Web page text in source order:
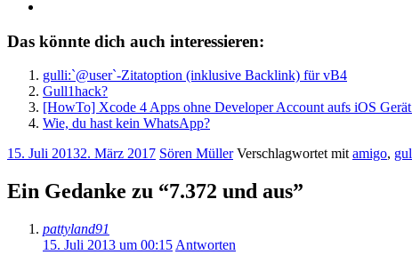
Das könnte dich auch interessieren:
gulli:`@user`-Zitatoption (inklusive Backlink) für vB4
Gull1hack?
[HowTo] Xcode 4 Apps ohne Developer Account aufs iOS
Wie, du hast kein WhatsApp?
15. Juli 20132. März 2017 Sören Müller Verschlagwortet mitamigo,
Ein Gedanke zu “7.372 und aus”
pattyland91
15. Juli 2013 um 00:15 Antworten